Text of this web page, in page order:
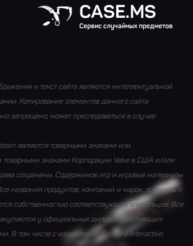
CASE.MS
Сервис случайных предметов
и текст сайта являются интеллектуальной
Копирование элементов данного сайта
запрещено, может преследоваться в случае
являются товарными знаками или
товарными знаками Корпорации Valve в США и/или
сохранены. Содержимое игр и игровые материалы
названия продуктов, компаний и марок, логотипы и
собственностью соответствующих владельцев. Все
у официальных дилеров, работающих
В том числе с издателями: Topware Interactive,